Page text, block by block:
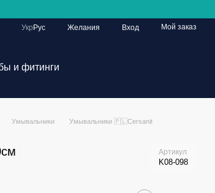
Укр Рус Желания Вход Мой заказ
и фитинги
Умывальники
Умывальники 🇵🇱Cersanit
Артикул
K08-098